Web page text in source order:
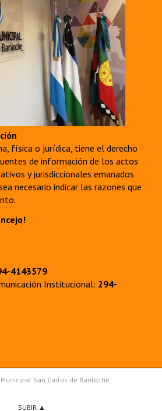
física o jurídica, tiene el derecho
de información de los actos
y jurisdiccionales emanados
necesario indicar las razones que
4143579
Institucional: 294-
San Carlos de Bariloche.
SUBIR ▲